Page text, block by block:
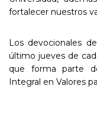
fortalecer nuestros
Los devocionales
último jueves de
que forma parte
Integral en Valores